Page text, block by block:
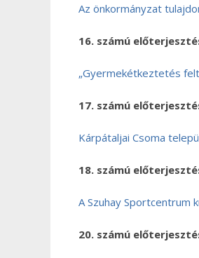
Az önkormányzat
16. számú
„Gyermekétkeztetés
17. számú
Kárpátaljai Csoma
18. számú
A Szuhay Sportcentrum
20. számú